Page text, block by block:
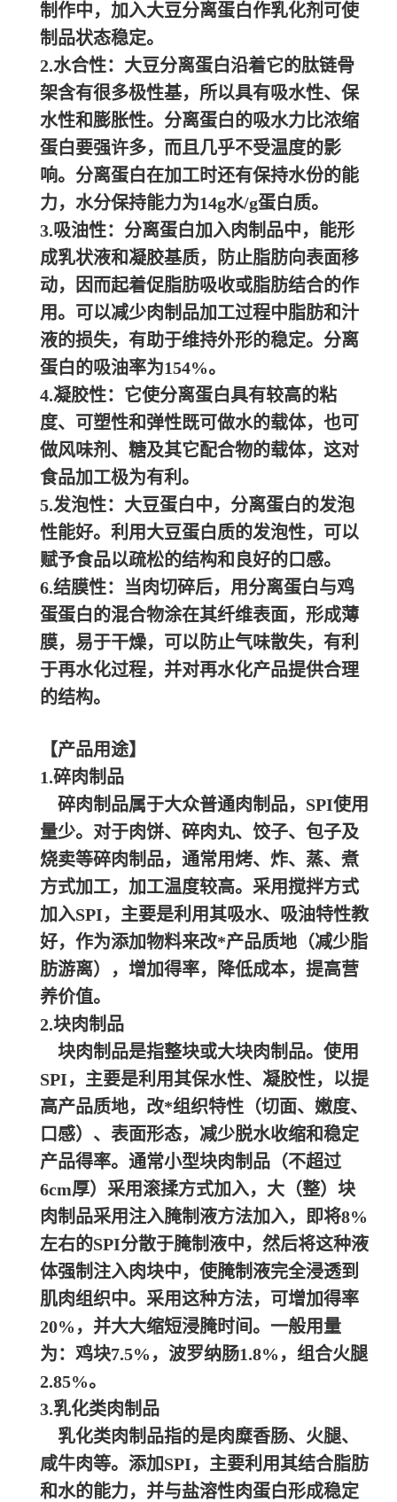
制作中，加入大豆分离蛋白作乳化剂可使
制品状态稳定。
2.水合性：大豆分离蛋白沿着它的肽链骨
架含有很多极性基，所以具有吸水性、保
水性和膨胀性。分离蛋白的吸水力比浓缩
蛋白要强许多，而且几乎不受温度的影
响。分离蛋白在加工时还有保持水份的能
力，水分保持能力为14g水/g蛋白质。
3.吸油性：分离蛋白加入肉制品中，能形
成乳状液和凝胶基质，防止脂肪向表面移
动，因而起着促脂肪吸收或脂肪结合的作
用。可以减少肉制品加工过程中脂肪和汁
液的损失，有助于维持外形的稳定。分离
蛋白的吸油率为154%。
4.凝胶性：它使分离蛋白具有较高的粘
度、可塑性和弹性既可做水的载体，也可
做风味剂、糖及其它配合物的载体，这对
食品加工极为有利。
5.发泡性：大豆蛋白中，分离蛋白的发泡
性能好。利用大豆蛋白质的发泡性，可以
赋予食品以疏松的结构和良好的口感。
6.结膜性：当肉切碎后，用分离蛋白与鸡
蛋蛋白的混合物涂在其纤维表面，形成薄
膜，易于干燥，可以防止气味散失，有利
于再水化过程，并对再水化产品提供合理
的结构。
【产品用途】
1.碎肉制品
碎肉制品属于大众普通肉制品，SPI使用
量少。对于肉饼、碎肉丸、饺子、包子及
烧卖等碎肉制品，通常用烤、炸、蒸、煮
方式加工，加工温度较高。采用搅拌方式
加入SPI，主要是利用其吸水、吸油特性教
好，作为添加物料来改*产品质地（减少脂
肪游离），增加得率，降低成本，提高营
养价值。
2.块肉制品
块肉制品是指整块或大块肉制品。使用
SPI，主要是利用其保水性、凝胶性，以提
高产品质地，改*组织特性（切面、嫩度、
口感）、表面形态，减少脱水收缩和稳定
产品得率。通常小型块肉制品（不超过
6cm厚）采用滚揉方式加入，大（整）块
肉制品采用注入腌制液方法加入，即将8%
左右的SPI分散于腌制液中，然后将这种液
体强制注入肉块中，使腌制液完全浸透到
肌肉组织中。采用这种方法，可增加得率
20%，并大大缩短浸腌时间。一般用量
为：鸡块7.5%，波罗纳肠1.8%，组合火腿
2.85%。
3.乳化类肉制品
乳化类肉制品指的是肉糜香肠、火腿、
咸牛肉等。添加SPI，主要利用其结合脂肪
和水的能力，并与盐溶性肉蛋白形成稳定